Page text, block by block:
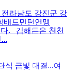
라남도 강진군 강
배드민턴연맹
. 김해든은 천천